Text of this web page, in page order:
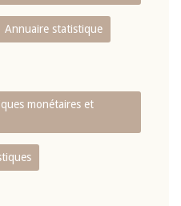
Annuaire statistique
monétaires et